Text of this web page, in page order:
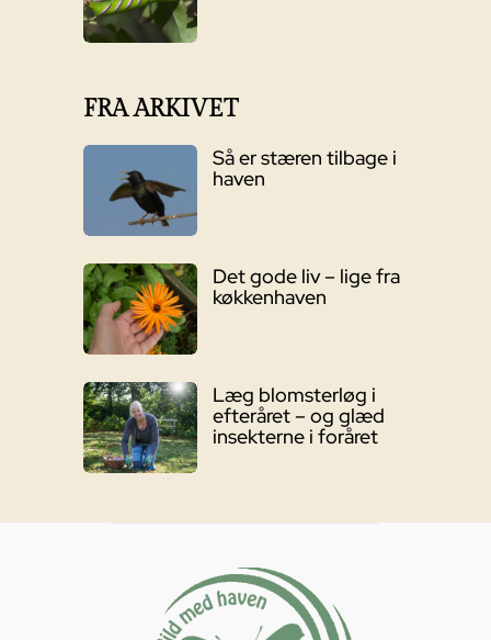
FRA ARKIVET
Så er stæren tilbage i
haven
Det gode liv – lige fra
køkkenhaven
Læg blomsterløg i
efteråret – og glæd
insekterne i foråret